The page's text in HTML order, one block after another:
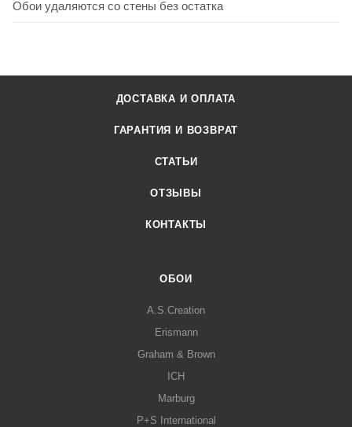
Обои удаляются со стены без остатка
ДОСТАВКА И ОПЛАТА
ГАРАНТИЯ И ВОЗВРАТ
СТАТЬИ
ОТЗЫВЫ
КОНТАКТЫ
ОБОИ
A.S.Creation
Erismann
Graham & Brown
ICH
Marburg
P+S International